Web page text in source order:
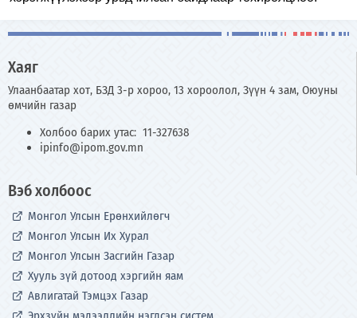
Хаяг
Улаанбаатар хот, БЗД 3-р хороо, 13 хороолол, Зүүн 4 зам, Оюуны
өмчийн газар
Холбоо барих утас: 11-327638
ipinfo@ipom.gov.mn
Вэб холбоос
Монгол Улсын Ерөнхийлөгч
Монгол Улсын Их Хурал
Монгол Улсын Засгийн Газар
Хууль зүй дотоод хэргийн яам
Авлигатай Тэмцэх Газар